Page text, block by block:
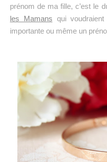
prénom de ma fille, c’est le
les Mamans qui
importante ou même un